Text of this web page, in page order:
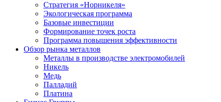
Стратегия «Норникеля»
Экологическая программа
Базовые инвестиции
Формирование точек роста
Программа повышения эффективности
Обзор рынка металлов
Металлы в производстве электромобилей
Никель
Медь
Палладий
Платина